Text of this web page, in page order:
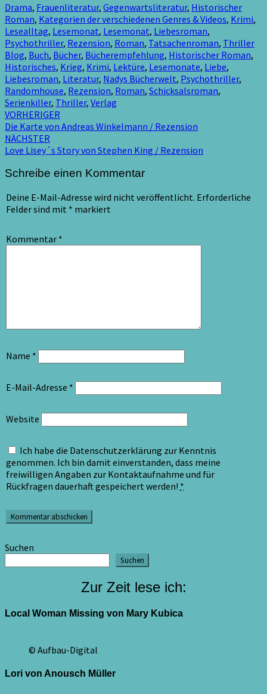
Drama, Frauenliteratur, Gegenwartsliteratur, Historischer
Roman, Kategorien der verschiedenen Genres & Videos, Krimi,
Lesealltag, Lesemonat, Lesemonat, Liebesroman,
Psychothriller, Rezension, Roman, Tatsachenroman, Thriller
Blog, Buch, Bücher, Bücherempfehlung, Historischer Roman,
Historisches, Krieg, Krimi, Lektüre, Lesemonate, Liebe,
Liebesroman, Literatur, Nadys Bücherwelt, Psychothriller,
Randomhouse, Rezension, Roman, Schicksalsroman,
Serienkiller, Thriller, Verlag
Beitragsnavigation
VORHERIGER
Die Karte von Andreas Winkelmann / Rezension
NÄCHSTER
Love Lisey´s Story von Stephen King / Rezension
Schreibe einen Kommentar
Deine E-Mail-Adresse wird nicht veröffentlicht. Erforderliche
Felder sind mit * markiert
Kommentar *
Name *
E-Mail-Adresse *
Website
Ich habe die Datenschutzerklärung zur Kenntnis
genommen. Ich bin damit einverstanden, dass meine
freiwilligen Angaben zur Kontaktaufnahme und für
Rückfragen dauerhaft gespeichert werden! *
Suchen
Suchen
Zur Zeit lese ich:
Local Woman Missing von Mary Kubica
© Aufbau-Digital
Lori von Anousch Müller